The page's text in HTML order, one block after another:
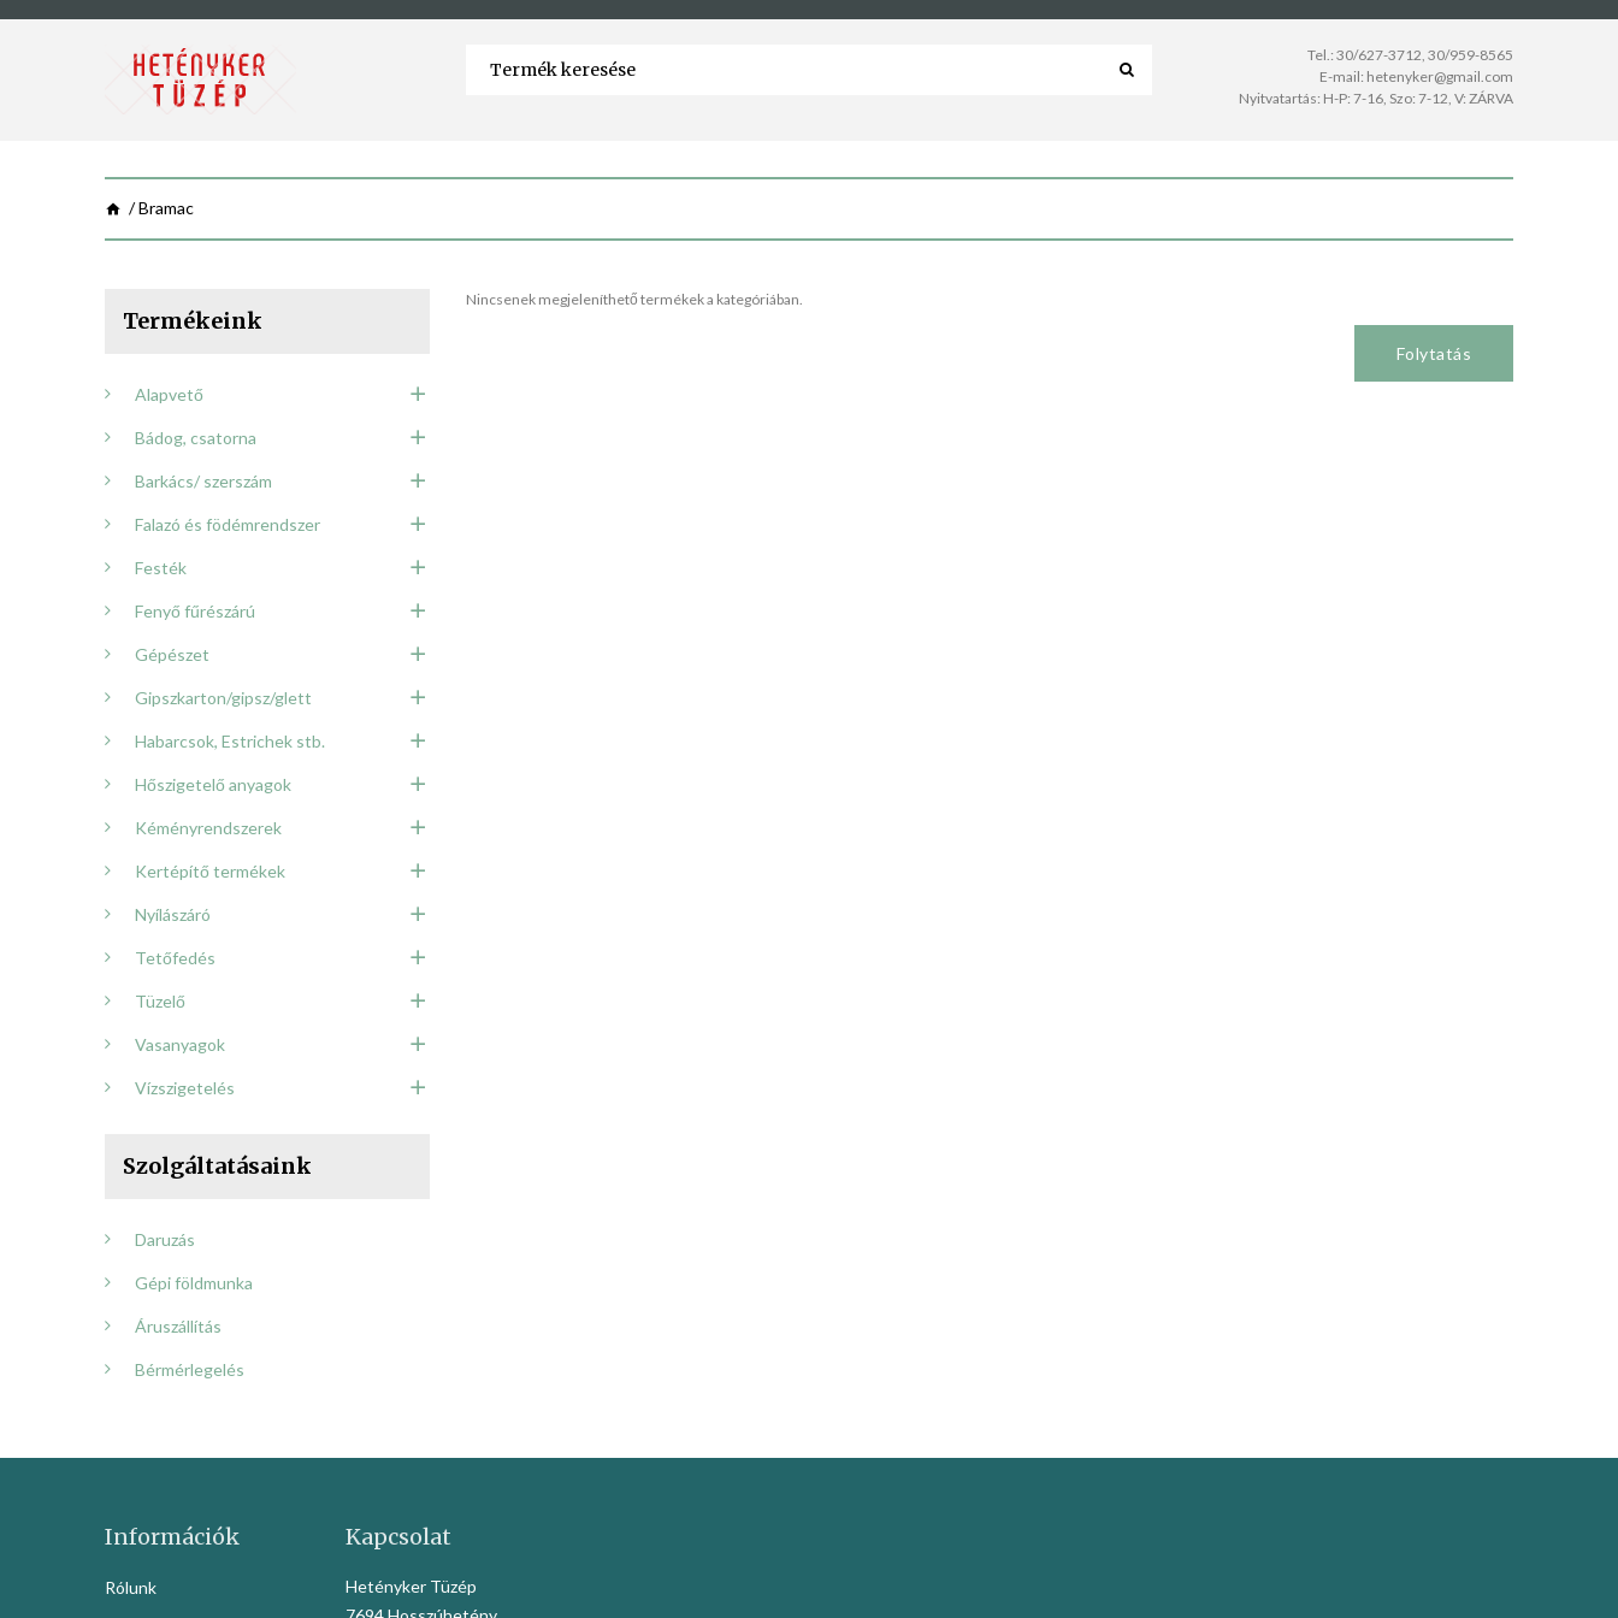
Tel.: 30/627-3712, 30/959-8565
E-mail: hetenyker@gmail.com
Nyitvatartás: H-P: 7-16, Szo: 7-12, V: ZÁRVA
Bramac
Termékeink
Alapvető
Bádog, csatorna
Barkács/ szerszám
Falazó és födémrendszer
Festék
Fenyő fűrészárú
Gépészet
Gipszkarton/gipsz/glett
Habarcsok, Estrichek stb.
Hőszigetelő anyagok
Kéményrendszerek
Kertépítő termékek
Nyílászáró
Tetőfedés
Tüzelő
Vasanyagok
Vízszigetelés
Szolgáltatásaink
Daruzás
Gépi földmunka
Áruszállítás
Bérmérlegelés
Nincsenek megjeleníthető termékek a kategóriában.
Folytatás
Információk
Rólunk
Kapcsolat
Hetényker Tüzép